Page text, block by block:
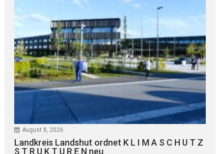
August 8, 2026
Landkreis Landshut ordnet K L I M A S C H U T Z
S T R U K T U R E N neu